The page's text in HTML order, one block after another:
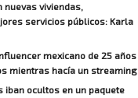
nuevas viviendas,
servicios públicos: Karla
mexicano de 25 años
mientras hacía un streaming
iban ocultos en un paquete